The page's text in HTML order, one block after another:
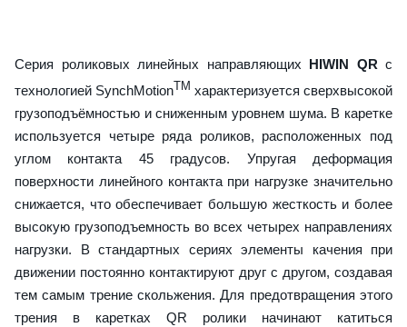
Серия роликовых линейных направляющих HIWIN QR с
технологией SynchMotion TM характеризуется сверхвысокой
грузоподъёмностью и сниженным уровнем шума. В каретке
используется четыре ряда роликов, расположенных под
углом контакта 45 градусов. Упругая деформация
поверхности линейного контакта при нагрузке значительно
снижается, что обеспечивает большую жесткость и более
высокую грузоподъемность во всех четырех направлениях
нагрузки. В стандартных сериях элементы качения при
движении постоянно контактируют друг с другом, создавая
тем самым трение скольжения. Для предотвращения этого
трения в каретках QR ролики начинают катиться